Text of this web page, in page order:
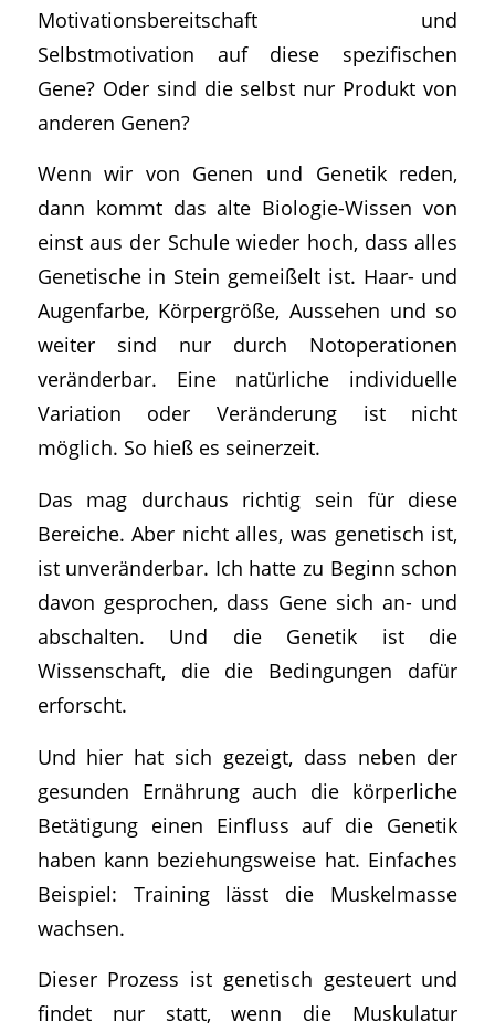
Motivationsbereitschaft und
Selbstmotivation auf diese spezifischen
Gene? Oder sind die selbst nur Produkt von
anderen Genen?
Wenn wir von Genen und Genetik reden,
dann kommt das alte Biologie-Wissen von
einst aus der Schule wieder hoch, dass alles
Genetische in Stein gemeißelt ist. Haar- und
Augenfarbe, Körpergröße, Aussehen und so
weiter sind nur durch Notoperationen
veränderbar. Eine natürliche individuelle
Variation oder Veränderung ist nicht
möglich. So hieß es seinerzeit.
Das mag durchaus richtig sein für diese
Bereiche. Aber nicht alles, was genetisch ist,
ist unveränderbar. Ich hatte zu Beginn schon
davon gesprochen, dass Gene sich an- und
abschalten. Und die Genetik ist die
Wissenschaft, die die Bedingungen dafür
erforscht.
Und hier hat sich gezeigt, dass neben der
gesunden Ernährung auch die körperliche
Betätigung einen Einfluss auf die Genetik
haben kann beziehungsweise hat. Einfaches
Beispiel: Training lässt die Muskelmasse
wachsen.
Dieser Prozess ist genetisch gesteuert und
findet nur statt, wenn die Muskulatur